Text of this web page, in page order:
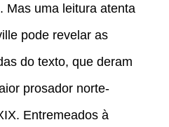
Mas uma leitura atenta
pode revelar as
do texto, que deram
prosador norte-
Entremeados à